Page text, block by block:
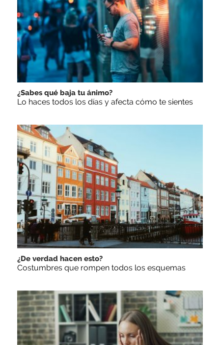
¿Sabes qué baja tu ánimo?
Lo haces todos los días y afecta cómo te sientes
¿De verdad hacen esto?
Costumbres que rompen todos los esquemas